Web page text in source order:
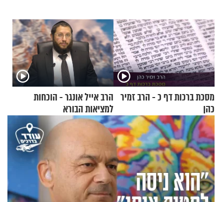
מסכת ברכות דף כ - הרב זמיר
כהן
הרב אייל אונגר - הוכחות
למציאות הבורא